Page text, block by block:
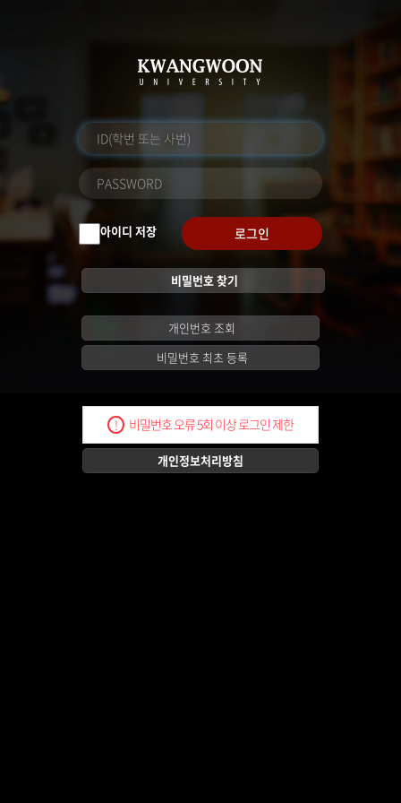
아이디 저장 로그인
비밀번호 찾기
개인번호 조회
비밀번호 최초 등록
! 비밀번호 오류 5회 이상 로그인 제한
개인정보처리방침